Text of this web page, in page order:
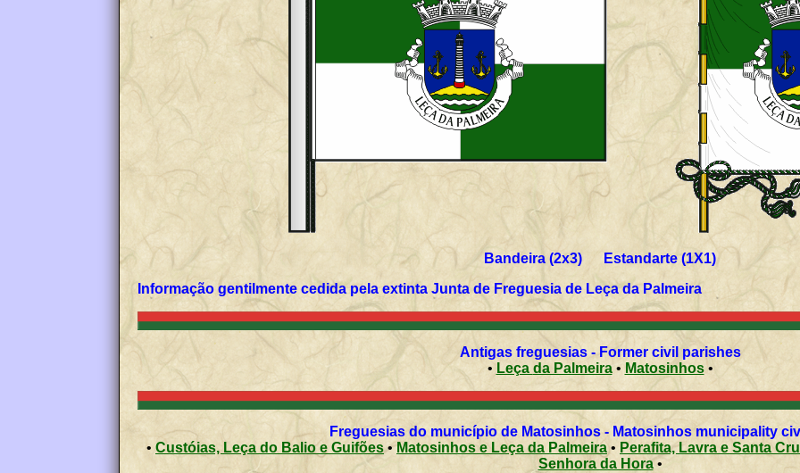
Bandeira (2x3) Estandarte (1X1)
Informação gentilmente cedida pela extinta Junta de Freguesia de Leça da Palmeira
Antigas freguesias - Former civil parishes
•
Leça da Palmeira• Matosinhos•
Freguesias do município de Matosinhos - Matosinhos municipality
•
Custóias, Leça do Balio e Guifões• Matosinhos e Leça da Palmeira •
Perafita, Lavra e
Senhora da Hora•